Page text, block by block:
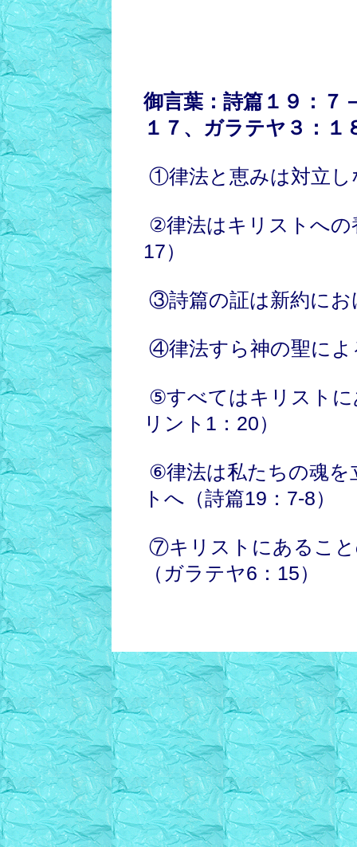
御言葉：詩篇１９：７
１７、ガラテヤ３：１
①律法と恵みは対立し
②律法はキリストへの
17）
③詩篇の証は新約にお
④律法すら神の聖によ
⑤すべてはキリスト
リント1：20）
⑥律法は私たちの魂を
トへ（詩篇19：7-8）
⑦キリストにあること
（ガラテヤ6：15）